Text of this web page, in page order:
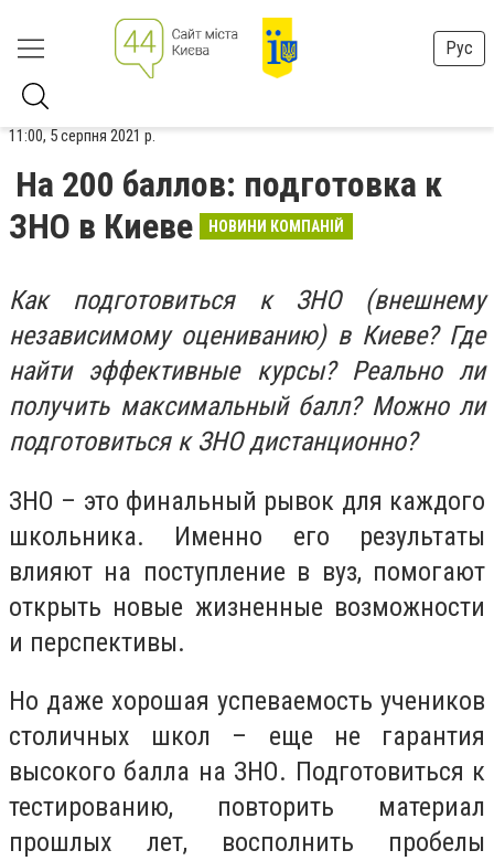
Рус
11:00, 5 серпня 2021 р.
На 200 баллов: подготовка к
ЗНО в Киеве
НОВИНИ КОМПАНІЙ
Как подготовиться к ЗНО (внешнему
независимому оцениванию) в Киеве? Где
найти эффективные курсы? Реально ли
получить максимальный балл? Можно ли
подготовиться к ЗНО дистанционно?
ЗНО – это финальный рывок для каждого
школьника. Именно его результаты
влияют на поступление в вуз, помогают
открыть новые жизненные возможности
и перспективы.
Но даже хорошая успеваемость учеников
столичных школ – еще не гарантия
высокого балла на ЗНО. Подготовиться к
тестированию, повторить материал
прошлых лет, восполнить пробелы